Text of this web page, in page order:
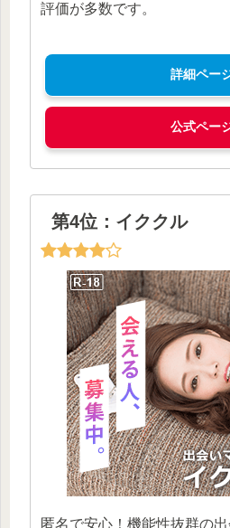
評価が多数です。
詳細ペー
公式ペー
第4位：イククル
匿名で安心！機能性抜群の